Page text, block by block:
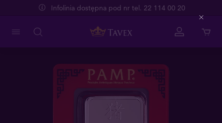
Infolinia dostępna pod nr tel. 22 114 00 20
Close